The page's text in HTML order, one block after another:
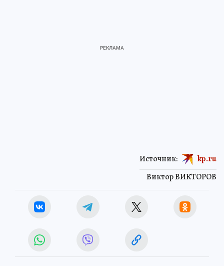
Виктор ВИКТОРОВ
Источник: kp.ru